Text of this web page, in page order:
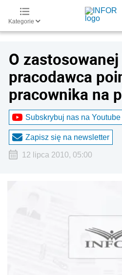
Kategorie
O
pracodawca
pracownika na
Subskrybuj nas na Youtube
Zapisz się na newsletter
12 lipca 2010, 05:00